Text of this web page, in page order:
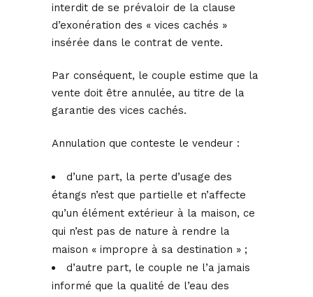
interdit de se prévaloir de la clause
d’exonération des « vices cachés »
insérée dans le contrat de vente.
Par conséquent, le couple estime que la
vente doit être annulée, au titre de la
garantie des vices cachés.
Annulation que conteste le vendeur :
d’une part, la perte d’usage des
étangs n’est que partielle et n’affecte
qu’un élément extérieur à la maison, ce
qui n’est pas de nature à rendre la
maison « impropre à sa destination » ;
d’autre part, le couple ne l’a jamais
informé que la qualité de l’eau des